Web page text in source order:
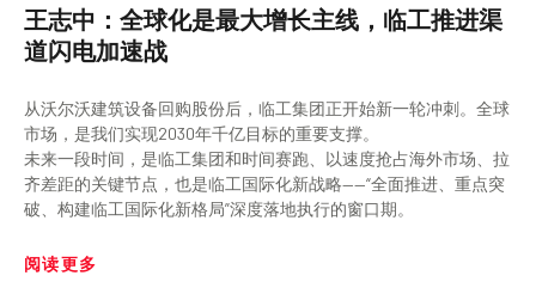
王志中：全球化是最大增长主线，临工推进渠
道闪电加速战
从沃尔沃建筑设备回购股份后，临工集团正开始新一轮冲刺。全球
市场，是我们实现2030年千亿目标的重要支撑。
未来一段时间，是临工集团和时间赛跑、以速度抢占海外市场、拉
齐差距的关键节点，也是临工国际化新战略——“全面推进、重点突
破、构建临工国际化新格局”深度落地执行的窗口期。
阅读更多